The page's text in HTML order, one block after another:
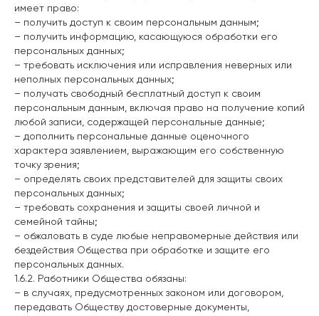
имеет право:
– получить доступ к своим персональным данным;
– получить информацию, касающуюся обработки его
персональных данных;
– требовать исключения или исправления неверных или
неполных персональных данных;
– получать свободный бесплатный доступ к своим
персональным данным, включая право на получение копий
любой записи, содержащей персональные данные;
– дополнить персональные данные оценочного
характера заявлением, выражающим его собственную
точку зрения;
– определять своих представителей для защиты своих
персональных данных;
– требовать сохранения и защиты своей личной и
семейной тайны;
– обжаловать в суде любые неправомерные действия или
бездействия Общества при обработке и защите его
персональных данных.
1.6.2. Работники Общества обязаны:
– в случаях, предусмотренных законом или договором,
передавать Обществу достоверные документы,